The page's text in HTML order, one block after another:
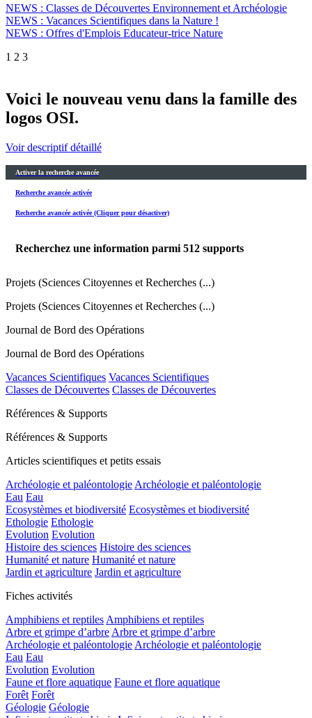
NEWS : Classes de Découvertes Environnement et Archéologie
NEWS : Vacances Scientifiques dans la Nature !
NEWS : Offres d'Emplois Educateur-trice Nature
1 2 3
Voici le nouveau venu dans la famille des
logos OSI.
Voir descriptif détaillé
Activer la recherche avancée
Recherche avancée activée
Recherche avancée activée (Cliquer pour désactiver)
Recherchez une information parmi 512 supports
Projets (Sciences Citoyennes et Recherches (...)
Projets (Sciences Citoyennes et Recherches (...)
Journal de Bord des Opérations
Journal de Bord des Opérations
Vacances Scientifiques Vacances Scientifiques
Classes de Découvertes Classes de Découvertes
Références & Supports
Références & Supports
Articles scientifiques et petits essais
Archéologie et paléontologie Archéologie et paléontologie
Eau Eau
Ecosystèmes et biodiversité Ecosystèmes et biodiversité
Ethologie Ethologie
Evolution Evolution
Histoire des sciences Histoire des sciences
Humanité et nature Humanité et nature
Jardin et agriculture Jardin et agriculture
Fiches activités
Amphibiens et reptiles Amphibiens et reptiles
Arbre et grimpe d’arbre Arbre et grimpe d’arbre
Archéologie et paléontologie Archéologie et paléontologie
Eau Eau
Evolution Evolution
Faune et flore aquatique Faune et flore aquatique
Forêt Forêt
Géologie Géologie